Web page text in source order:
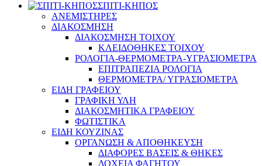
ΣΠΙΤΙ-ΚΗΠΟΣ
ΑΝΕΜΙΣΤΗΡΕΣ
ΔΙΑΚΟΣΜΗΣΗ
ΔΙΑΚΟΣΜΗΣΗ ΤΟΙΧΟΥ
ΚΛΕΙΔΟΘΗΚΕΣ ΤΟΙΧΟΥ
ΡΟΛΟΓΙΑ-ΘΕΡΜΟΜΕΤΡΑ-ΥΓΡΑΣΙΟΜΕΤΡΑ
ΕΠΙΤΡΑΠΕΖΙΑ ΡΟΛΟΓΙΑ
ΘΕΡΜΟΜΕΤΡΑ/ ΥΓΡΑΣΙΟΜΕΤΡΑ
ΕΙΔΗ ΓΡΑΦΕΙΟΥ
ΓΡΑΦΙΚΗ ΥΛΗ
ΔΙΑΚΟΣΜΗΤΙΚΑ ΓΡΑΦΕΙΟΥ
ΦΩΤΙΣΤΙΚΑ
ΕΙΔΗ ΚΟΥΖΙΝΑΣ
ΟΡΓΑΝΩΣΗ & ΑΠΟΘΗΚΕΥΣΗ
ΔΙΑΦΟΡΕΣ ΒΑΣΕΙΣ & ΘΗΚΕΣ
ΔΟΧΕΙΑ ΦΑΓΗΤΟΥ